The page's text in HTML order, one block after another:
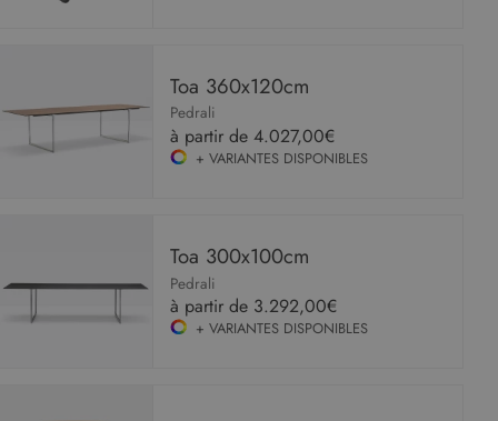
Toa 360x120cm
Pedrali
à partir de4.027,00€
+ VARIANTES DISPONIBLES
Toa 300x100cm
Pedrali
à partir de 3.292,00€
+ VARIANTES DISPONIBLES